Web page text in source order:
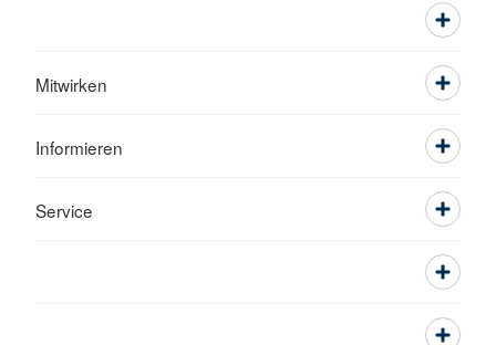
Mitwirken
Informieren
Service